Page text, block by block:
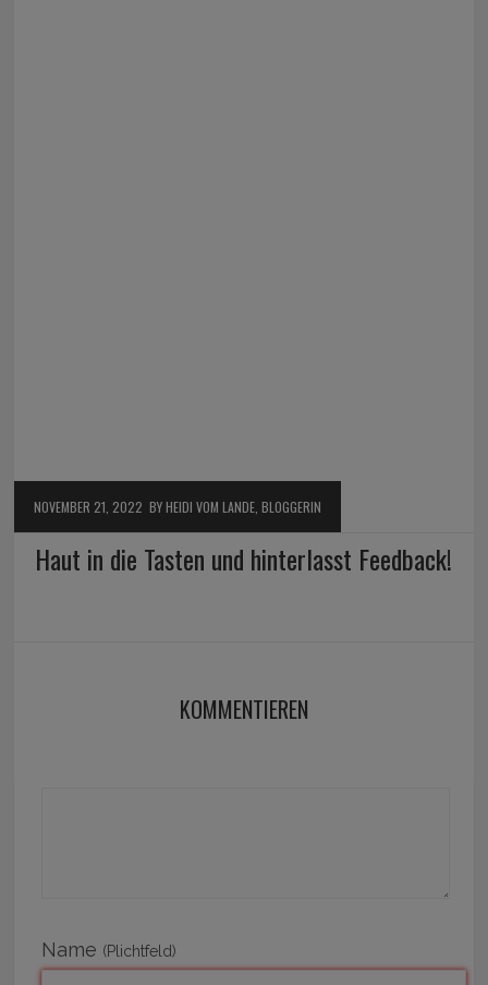
NOVEMBER 21, 2022 BY HEIDI VOM LANDE, BLOGGERIN
Haut in die Tasten und hinterlasst Feedback!
KOMMENTIEREN
Name (Plichtfeld)